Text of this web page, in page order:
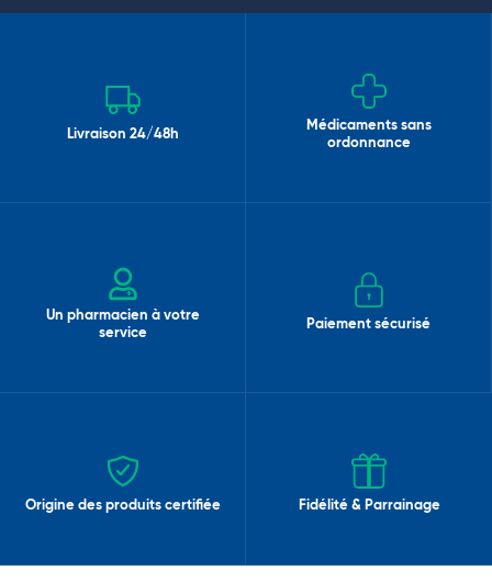
Livraison 24/48h
Médicaments sans
ordonnance
Un pharmacien à votre
service
Paiement sécurisé
Origine des produits certifiée Fidélité & Parrainage